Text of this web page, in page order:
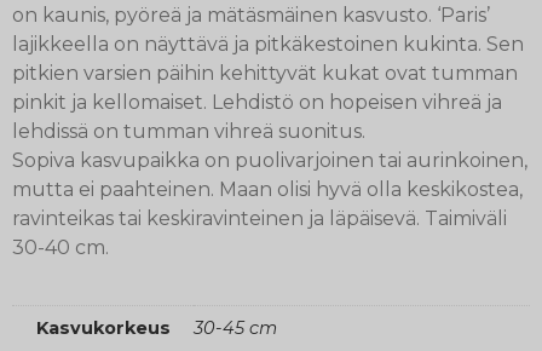
on kaunis, pyöreä ja mätäsmäinen kasvusto. ‘Paris’
lajikkeella on näyttävä ja pitkäkestoinen kukinta. Sen
pitkien varsien päihin kehittyvät kukat ovat tumman
pinkit ja kellomaiset. Lehdistö on hopeisen vihreä ja
lehdissä on tumman vihreä suonitus.
Sopiva kasvupaikka on puolivarjoinen tai aurinkoinen,
mutta ei paahteinen. Maan olisi hyvä olla keskikostea,
ravinteikas tai keskiravinteinen ja läpäisevä. Taimiväli
30-40 cm.
Kasvukorkeus 30-45 cm